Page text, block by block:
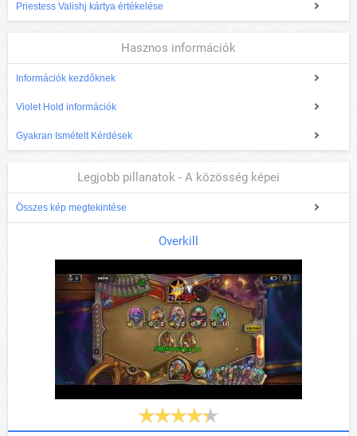
Priestess Valishj kártya értékelése
Hasznos információk
Információk kezdőknek
Violet Hold információk
Gyakran Ismételt Kérdések
Legjobb pillanatok - A közösség képei
Összes kép megtekintése
Overkill